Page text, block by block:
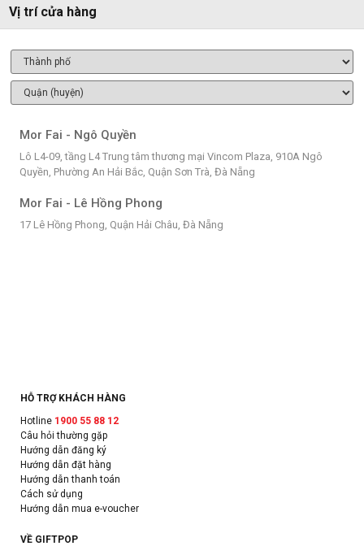
Vị trí cửa hàng
Mor Fai - Ngô Quyền
Lô L4-09, tầng L4 Trung tâm thương mại Vincom Plaza, 910A Ngô
Quyền, Phường An Hải Bắc, Quận Sơn Trà, Đà Nẵng
Mor Fai - Lê Hồng Phong
17 Lê Hồng Phong, Quận Hải Châu, Đà Nẵng
HỖ TRỢ KHÁCH HÀNG
Hotline 1900 55 88 12
Câu hỏi thường gặp
Hướng dẫn đăng ký
Hướng dẫn đặt hàng
Hướng dẫn thanh toán
Cách sử dụng
Hướng dẫn mua e-voucher
VỀ GIFTPOP